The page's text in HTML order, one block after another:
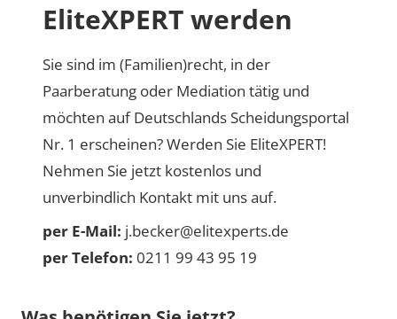
EliteXPERT werden
Sie sind im (Familien)recht, in der
Paarberatung oder Mediation tätig und
möchten auf Deutschlands Scheidungsportal
Nr. 1 erscheinen? Werden Sie EliteXPERT!
Nehmen Sie jetzt kostenlos und
unverbindlich Kontakt mit uns auf.
per E-Mail: j.becker@elitexperts.de
per Telefon: 0211 99 43 95 19